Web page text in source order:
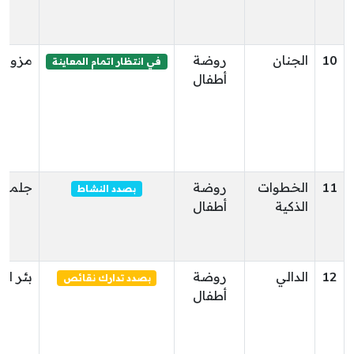
10 الجنان
روضة
أطفال
في انتظار اتمام المعاينة
11
الخطوات
الذكية
روضة
أطفال
بصدد النشاط جلمة
12 الدالي
روضة
أطفال
بصدد تدارك نقائص بئر